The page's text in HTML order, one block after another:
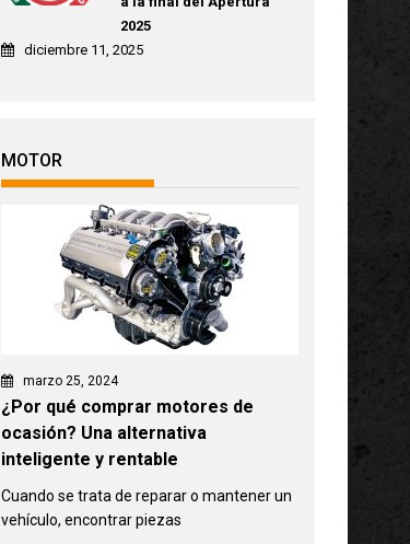
2025
diciembre 11, 2025
MOTOR
marzo 25, 2024
¿Por qué comprar motores de
ocasión? Una alternativa
inteligente y rentable
Cuando se trata de reparar o mantener un
vehículo, encontrar piezas